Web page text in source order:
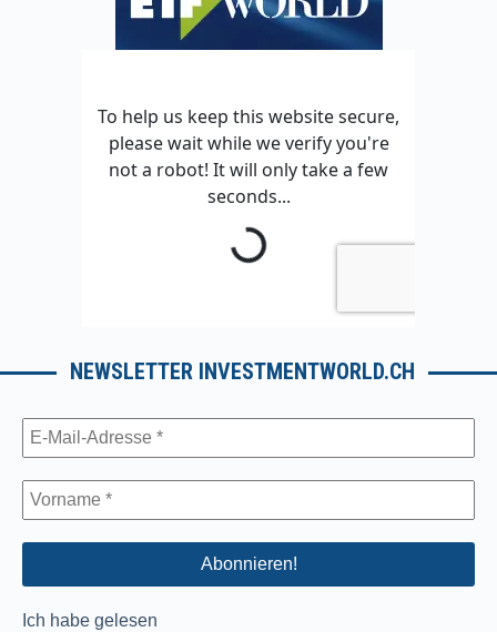
NEWSLETTER INVESTMENTWORLD.CH
Ich habe gelesen